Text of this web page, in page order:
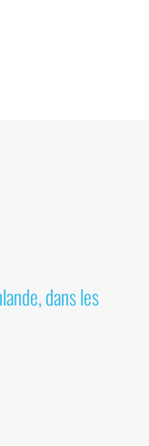
dans les